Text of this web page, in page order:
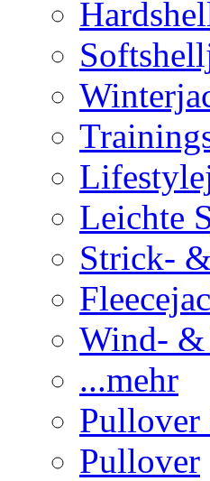
Leichte
Strick-
Wind- &
...mehr
Pullover
Pullover